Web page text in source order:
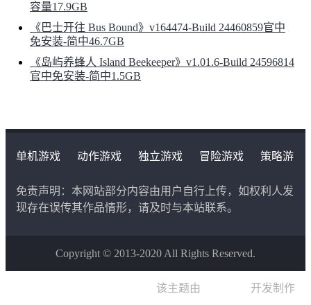
容量17.9GB
《巴士开往 Bus Bound》v164474-Build 24460859官中
免安装-简中46.7GB
《岛屿养蜂人 Island Beekeeper》v1.01.6-Build 24596814
官中免安装-简中1.5GB
单机游戏 动作游戏 独立游戏 冒险游戏
策略游
免责声明：本网站部分内容由用户自行上传，如权利人发
现存在误传其作品情形，请及时与本站联系。
Copyright © 2013-2020 All Rights Reserved.
该主题由 开发制作